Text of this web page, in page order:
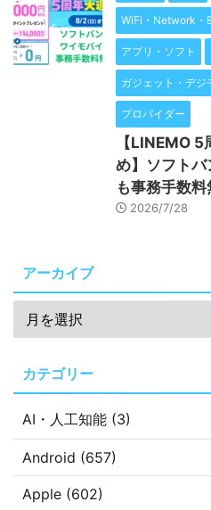
WiFi・Network・
アプリ・ソフト
ガジェット・デジ
プロバイダー
【LINEMO
め】ソフトバ
も事務手数料
2026/7/28
アーカイブ
カテゴリー
AI・人工知能 (3)
Android (657)
Apple (602)